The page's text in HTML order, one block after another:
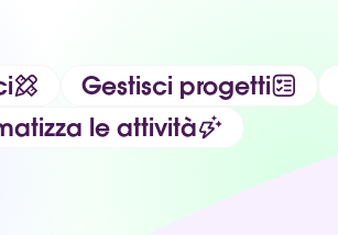
Gestisci progetti
le attività